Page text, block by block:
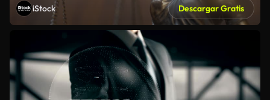
iStock Descargar Gratis